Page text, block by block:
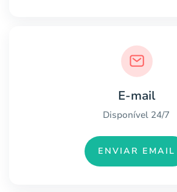
E-mail
Disponível 24/7
ENVIAR EMAIL